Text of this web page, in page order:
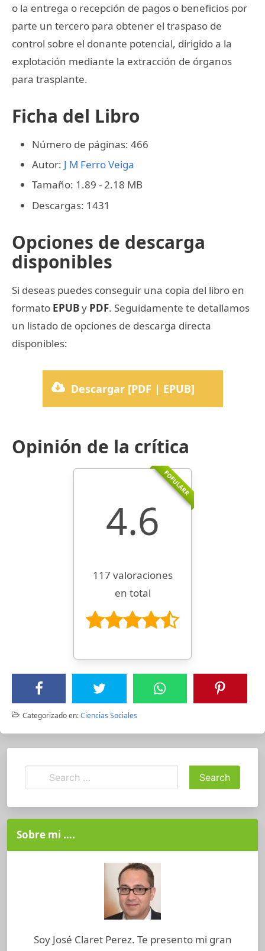
o la entrega o recepción de pagos o beneficios por
parte un tercero para obtener el traspaso de
control sobre el donante potencial, dirigido a la
explotación mediante la extracción de órganos
para trasplante.
Ficha del Libro
Número de páginas: 466
Autor: J M Ferro Veiga
Tamaño: 1.89 - 2.18 MB
Descargas: 1431
Opciones de descarga
disponibles
Si deseas puedes conseguir una copia del libro en
formato EPUBy PDF. Seguidamente te detallamos
un listado de opciones de descarga directa
disponibles:
Descargar [PDF | EPUB]
Opinión de la crítica
POPULARR
4.6
117 valoraciones
en total
Categorizado en:Ciencias Sociales
Sobre mi ….
Soy José Claret Perez. Te presento mi gran